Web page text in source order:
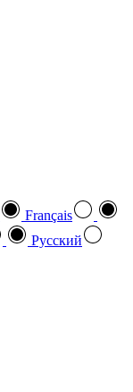
Français
Pусский